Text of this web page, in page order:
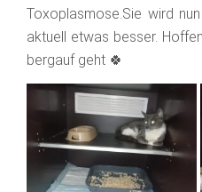
Toxoplasmose.Sie wird
aktuell etwas besser.
bergauf geht 🍀